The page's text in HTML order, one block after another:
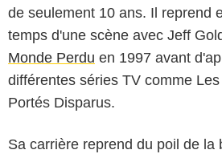
de seulement 10 ans. Il reprend
temps d'une scène avec Jeff
Monde Perdu en 1997 avant
différentes séries TV comme
Portés Disparus.
Sa carrière reprend du poil de la